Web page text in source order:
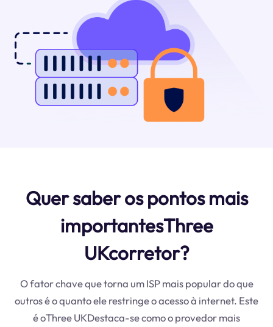
Quer saber os pontos mais
importantesThree
UKcorretor?
O fator chave que torna um ISP mais popular do que
outros é o quanto ele restringe o acesso à internet. Este
é oThree UKDestaca-se como o provedor mais